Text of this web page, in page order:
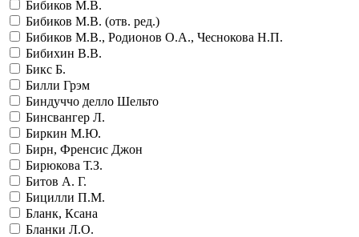
Бибиков М.В.
Бибиков М.В. (отв. ред.)
Бибиков М.В., Родионов О.А., Чеснокова Н.П.
Бибихин В.В.
Бикс Б.
Билли Грэм
Биндуччо делло Шельто
Бинсвангер Л.
Биркин М.Ю.
Бирн, Френсис Джон
Бирюкова Т.З.
Битов А. Г.
Бицилли П.М.
Бланк, Ксана
Бланки Л.О.